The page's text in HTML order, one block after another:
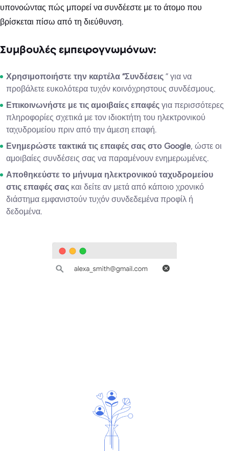
υπονοώντας πώς μπορεί να συνδέεστε με το άτομο που
βρίσκεται πίσω από τη διεύθυνση.
Συμβουλές εμπειρογνωμόνων:
Χρησιμοποιήστε την καρτέλα “Συνδέσεις ” για να
προβάλετε ευκολότερα τυχόν κοινόχρηστους συνδέσμους.
Επικοινωνήστε με τις αμοιβαίες επαφές για περισσότερες
πληροφορίες σχετικά με τον ιδιοκτήτη του ηλεκτρονικού
ταχυδρομείου πριν από την άμεση επαφή.
Ενημερώστε τακτικά τις επαφές σας στο Google, ώστε οι
αμοιβαίες συνδέσεις σας να παραμένουν ενημερωμένες.
Αποθηκεύστε το μήνυμα ηλεκτρονικού ταχυδρομείου
στις επαφές σας και δείτε αν μετά από κάποιο χρονικό
διάστημα εμφανιστούν τυχόν συνδεδεμένα προφίλ ή
δεδομένα.